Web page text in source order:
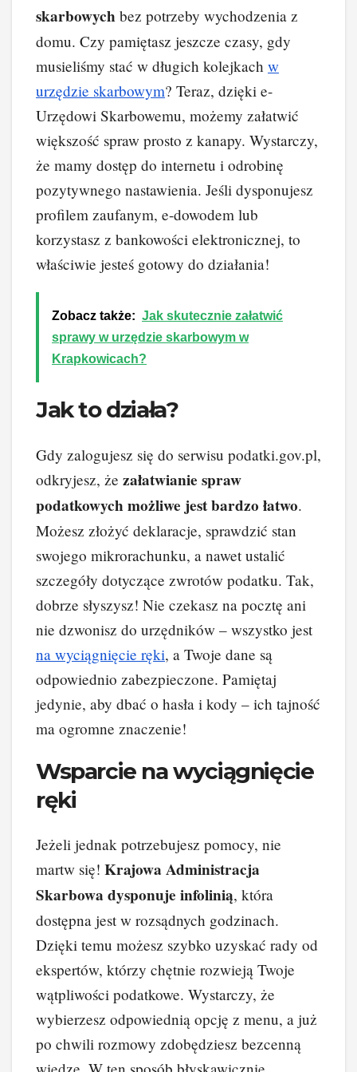
skarbowych bez potrzeby wychodzenia z
domu. Czy pamiętasz jeszcze czasy, gdy
musieliśmy stać w długich kolejkach w
urzędzie skarbowym? Teraz, dzięki e-
Urzędowi Skarbowemu, możemy załatwić
większość spraw prosto z kanapy. Wystarczy,
że mamy dostęp do internetu i odrobinę
pozytywnego nastawienia. Jeśli dysponujesz
profilem zaufanym, e-dowodem lub
korzystasz z bankowości elektronicznej, to
właściwie jesteś gotowy do działania!
Zobacz także: Jak skutecznie załatwić
sprawy w urzędzie skarbowym w
Krapkowicach?
Jak to działa?
Gdy zalogujesz się do serwisu podatki.gov.pl,
odkryjesz, że załatwianie spraw
podatkowych możliwe jest bardzo łatwo.
Możesz złożyć deklaracje, sprawdzić stan
swojego mikrorachunku, a nawet ustalić
szczegóły dotyczące zwrotów podatku. Tak,
dobrze słyszysz! Nie czekasz na pocztę ani
nie dzwonisz do urzędników – wszystko jest
na wyciągnięcie ręki, a Twoje dane są
odpowiednio zabezpieczone. Pamiętaj
jedynie, aby dbać o hasła i kody – ich tajność
ma ogromne znaczenie!
Wsparcie na wyciągnięcie
ręki
Jeżeli jednak potrzebujesz pomocy, nie
martw się! Krajowa Administracja
Skarbowa dysponuje infolinią, która
dostępna jest w rozsądnych godzinach.
Dzięki temu możesz szybko uzyskać rady od
ekspertów, którzy chętnie rozwieją Twoje
wątpliwości podatkowe. Wystarczy, że
wybierzesz odpowiednią opcję z menu, a już
po chwili rozmowy zdobędziesz bezcenną